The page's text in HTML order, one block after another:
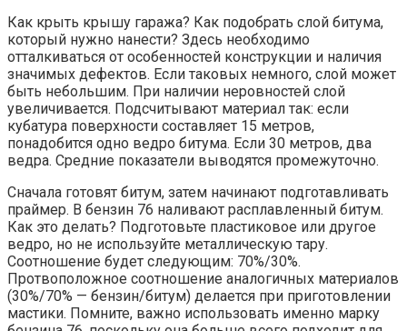
Как крыть крышу гаража? Как подобрать слой битума,
который нужно нанести? Здесь необходимо
отталкиваться от особенностей конструкции и наличия
значимых дефектов. Если таковых немного, слой может
быть небольшим. При наличии неровностей слой
увеличивается. Подсчитывают материал так: если
кубатура поверхности составляет 15 метров,
понадобится одно ведро битума. Если 30 метров, два
ведра. Средние показатели выводятся промежуточно.
Сначала готовят битум, затем начинают подготавливать
праймер. В бензин 76 наливают расплавленный битум.
Как это делать? Подготовьте пластиковое или другое
ведро, но не используйте металлическую тару.
Соотношение будет следующим: 70%/30%.
Протвоположное соотношение аналогичных материалов
(30%/70% — бензин/битум) делается при приготовлении
мастики. Помните, важно использовать именно марку